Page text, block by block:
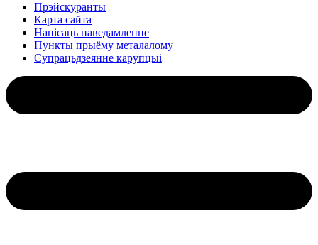
Прэйскуранты
Карта сайта
Напісаць паведамленне
Пункты прыёму металалому
Супрацьдзеянне карупцыі